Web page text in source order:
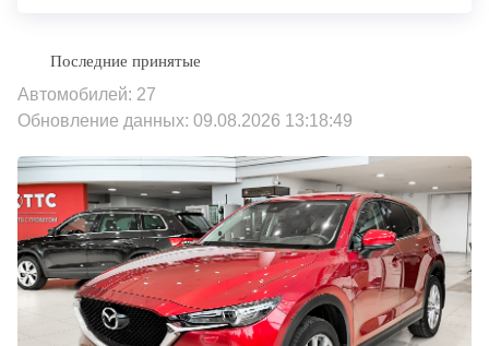
Автомобилей: 27
Обновление данных: 09.08.2026 13:18:49